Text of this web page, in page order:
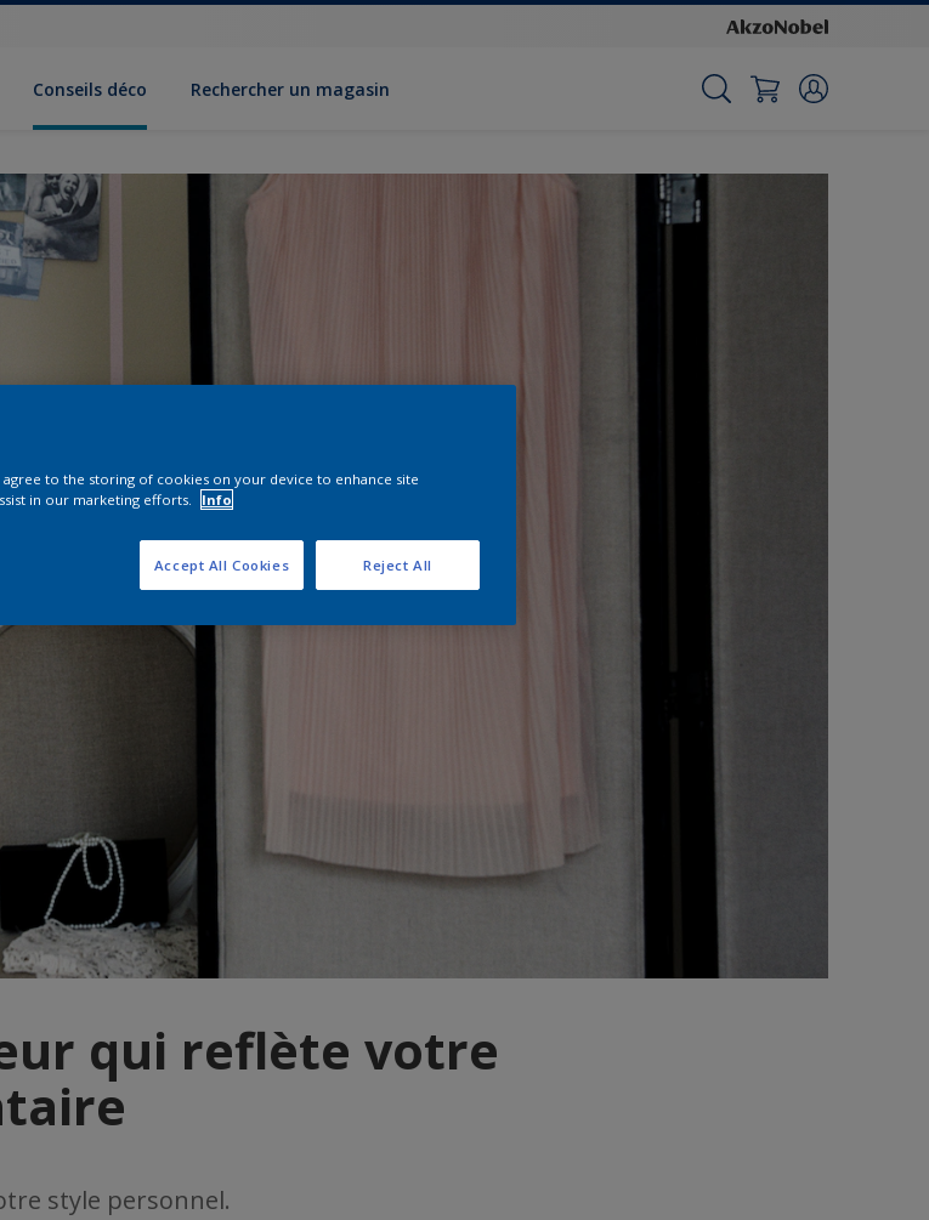
Conseils déco Rechercher un magasin
qui reflète votre
style personnel.
agree to the storing of cookies on your device to enhance site
in our marketing efforts.
Info
Reject All
Accept All Cookies